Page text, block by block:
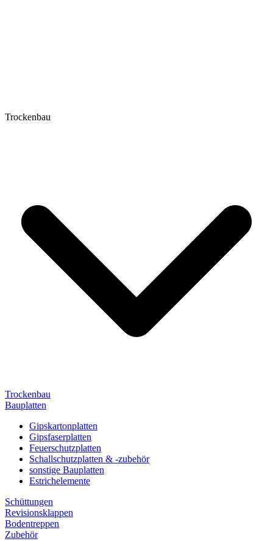
Trockenbau
Trockenbau
Bauplatten
Gipskartonplatten
Gipsfaserplatten
Feuerschutzplatten
Schallschutzplatten & -zubehör
sonstige Bauplatten
Estrichelemente
Schüttungen
Revisionsklappen
Bodentreppen
Zubehör